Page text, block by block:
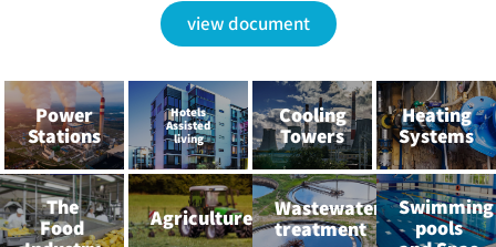
view document
Power
Stations
Hotels
Assisted
living
Cooling
Towers
Heating
Systems
The
Food
Agriculture
Wastewater
treatment
Swimming
pools